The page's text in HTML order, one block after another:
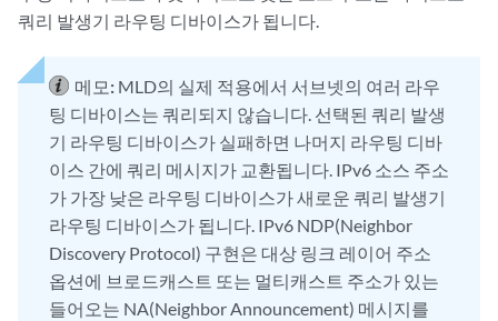
쿼리 발생기 라우팅 디바이스가 됩니다.
메모: MLD의 실제 적용에서 서브넷의 여러 라우
팅 디바이스는 쿼리되지 않습니다. 선택된 쿼리 발생
기 라우팅 디바이스가 실패하면 나머지 라우팅 디바
이스 간에 쿼리 메시지가 교환됩니다. IPv6 소스 주소
가 가장 낮은 라우팅 디바이스가 새로운 쿼리 발생기
라우팅 디바이스가 됩니다. IPv6 NDP(Neighbor
Discovery Protocol) 구현은 대상 링크 레이어 주소
옵션에 브로드캐스트 또는 멀티캐스트 주소가 있는
들어오는 NA(Neighbor Announcement) 메시지를